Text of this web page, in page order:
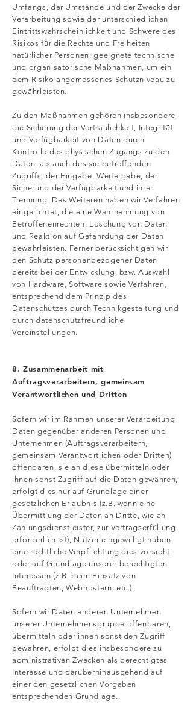
Umfangs, der Umstände und der Zwecke der
Verarbeitung sowie der unterschiedlichen
Eintrittswahrscheinlichkeit und Schwere des
Risikos für die Rechte und Freiheiten
natürlicher Personen, geeignete technische
und organisatorische Maßnahmen, um ein
dem Risiko angemessenes Schutzniveau zu
gewährleisten.
Zu den Maßnahmen gehören insbesondere
die Sicherung der Vertraulichkeit, Integrität
und Verfügbarkeit von Daten durch
Kontrolle des physischen Zugangs zu den
Daten, als auch des sie betreffenden
Zugriffs, der Eingabe, Weitergabe, der
Sicherung der Verfügbarkeit und ihrer
Trennung. Des Weiteren haben wir Verfahren
eingerichtet, die eine Wahrnehmung von
Betroffenenrechten, Löschung von Daten
und Reaktion auf Gefährdung der Daten
gewährleisten. Ferner berücksichtigen wir
den Schutz personenbezogener Daten
bereits bei der Entwicklung, bzw. Auswahl
von Hardware, Software sowie Verfahren,
entsprechend dem Prinzip des
Datenschutzes durch Technikgestaltung und
durch datenschutzfreundliche
Voreinstellungen.
8. Zusammenarbeit mit
Auftragsverarbeitern, gemeinsam
Verantwortlichen und Dritten
Sofern wir im Rahmen unserer Verarbeitung
Daten gegenüber anderen Personen und
Unternehmen (Auftragsverarbeitern,
gemeinsam Verantwortlichen oder Dritten)
offenbaren, sie an diese übermitteln oder
ihnen sonst Zugriff auf die Daten gewähren,
erfolgt dies nur auf Grundlage einer
gesetzlichen Erlaubnis (z.B. wenn eine
Übermittlung der Daten an Dritte, wie an
Zahlungsdienstleister, zur Vertragserfüllung
erforderlich ist), Nutzer eingewilligt haben,
eine rechtliche Verpflichtung dies vorsieht
oder auf Grundlage unserer berechtigten
Interessen (z.B. beim Einsatz von
Beauftragten, Webhostern, etc.).
Sofern wir Daten anderen Unternehmen
unserer Unternehmensgruppe offenbaren,
übermitteln oder ihnen sonst den Zugriff
gewähren, erfolgt dies insbesondere zu
administrativen Zwecken als berechtigtes
Interesse und darüberhinausgehend auf
einer den gesetzlichen Vorgaben
entsprechenden Grundlage.